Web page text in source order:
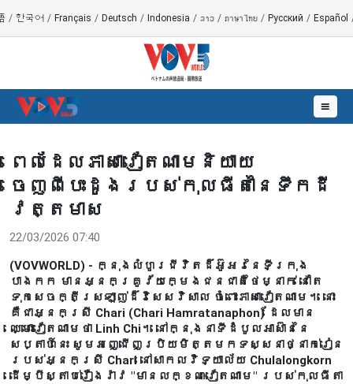
/ 한국어 / Français / Deutsch / Indonesia / ລາວ / ภาษาไทย / Русский / Español
☰
ពេលដែលភាសាវៀតណាមនិយាយ
ចេញពីបេះដូងរបស់កុលធីតានៃទឹកដី
វត្តមាស
22/03/2026 07:40
(VOVWORLD) - ក្នុងលំហូរជីវិតដ៏អ៊ូអរនៃទីក្រុង
បាងកក មានអ្នកគ្រូវ័យក្មេងជនជាតិថៃម្នាក់ នៅតែ
ទុកសេចក្តីស្រឡាញ់ដ៏វិសេសវិសាល ចំពោះភាសាវៀតណាម។ នោះ
គឺជាអ្នកស្រី Chari (Chari Hamratanaphon) ដែលមាន
ឈ្មោះវៀតណាមថា Linh Chi។ នៅក្នុងនាទីដំបូលអាស៊ាននៃ
សប្តាហ៍នេះ សូមអញ្ជើញប្រិយមិត្តមកទស្សនាថ្នាក់រៀន
របស់អ្នកស្រី Chari នៅសាកលវិទ្យាល័យ Chulalongkorn
ដើម្បីស្តាប់រឿងរ៉ាវ "មានលក្ខណៈវៀតណាម" របស់កុលធីតា